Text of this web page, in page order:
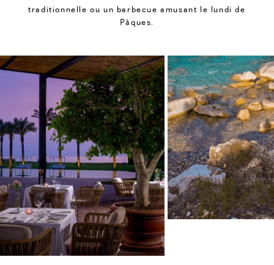
traditionnelle ou un barbecue amusant le lundi de
Pâques.